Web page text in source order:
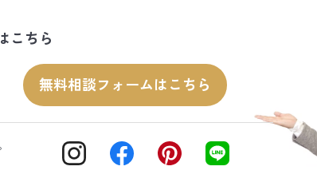
こちら
無料相談フォームはこちら